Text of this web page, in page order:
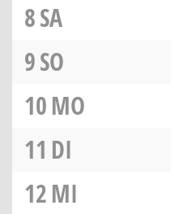
8SA
9SO
10MO
11 DI
12MI